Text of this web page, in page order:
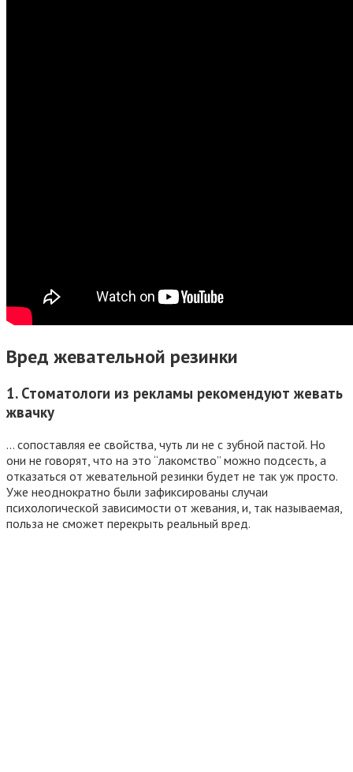
Вред жевательной резинки
1. Стоматологи из рекламы рекомендуют жевать
жвачку
… сопоставляя ее свойства, чуть ли не с зубной пастой. Но
они не говорят, что на это “лакомство” можно подсесть, а
отказаться от жевательной резинки будет не так уж просто.
Уже неоднократно были зафиксированы случаи
психологической зависимости от жевания, и, так называемая,
польза не сможет перекрыть реальный вред.